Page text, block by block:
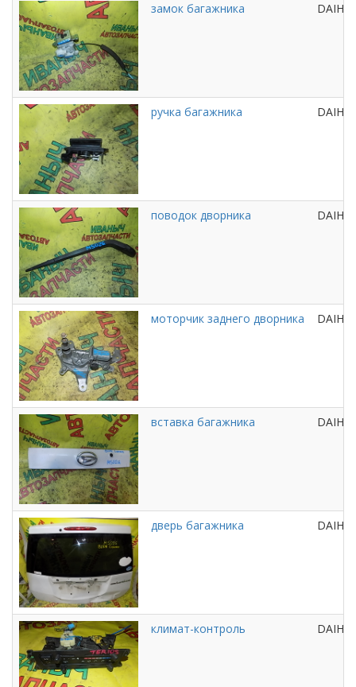
замок багажника
ручка багажника
поводок дворника
моторчик заднего дворника
вставка багажника
дверь багажника
климат-контроль